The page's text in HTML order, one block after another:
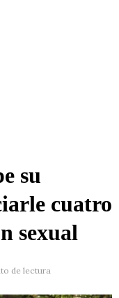
su
cuatro
sexual
de lectura